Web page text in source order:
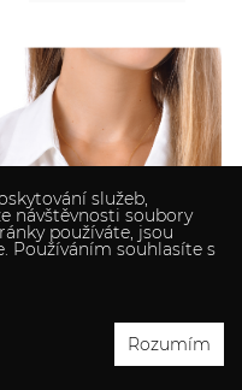
služeb,
návštěvnosti soubory
používáte, jsou
Používáním souhlasíte s
Rozumím
DVOJITÝ PŘÍVĚSEK V Z